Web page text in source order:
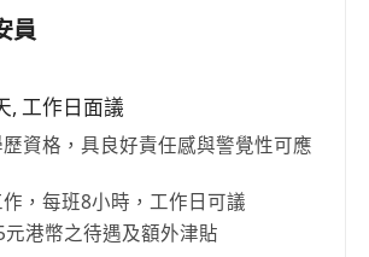
員
, 工作日面議
資格，具良好責任感與警覺性可應
，每班8小時，工作日可議
港幣之待遇及額外津貼